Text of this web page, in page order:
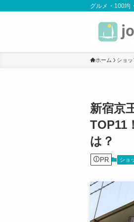
グルメ・100均
ホーム ショッ
新宿京
TOP11
は？
PR ショ